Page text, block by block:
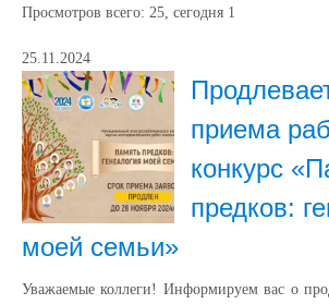
Просмотров всего: 25, сегодня 1
25.11.2024
приема
конкурс
предков:
моей семьи»
Уважаемые коллеги! Информируем вас о